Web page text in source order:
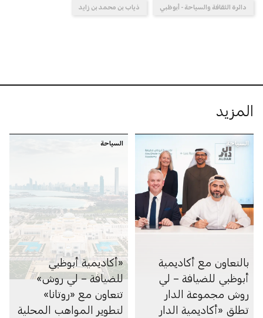
دائرة الثقافة والسياحة - أبوظبي ذياب بن محمد بن زايد
المزيد
السياحة
بالتعاون مع أكاديمية
أبوظبي للضيافة – لي
روش مجموعة الدار
تطلق «أكاديمية الدار
السياحة
«أكاديمية أبوظبي
للضيافة – لي روش»
تتعاون مع «روتانا»
لتطوير المواهب المحلية